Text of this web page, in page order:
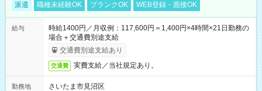
派遣 職種未経験OK ブランクOK WEB登録・面接OK
給与
時給1400円／月収例：117,600円＝1,400円×4時間×21日勤務の
場合＋交通費別途支給
交通費別途支給あり
交通費 実費支給／当社規定あり。
勤務地
さいたま市見沼区